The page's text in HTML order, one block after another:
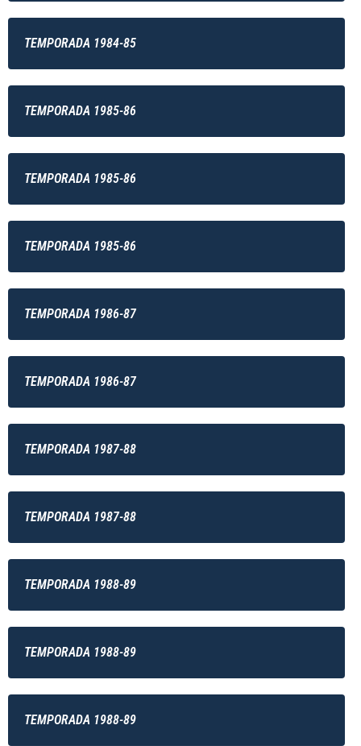
TEMPORADA 1984-85
TEMPORADA 1985-86
TEMPORADA 1985-86
TEMPORADA 1985-86
TEMPORADA 1986-87
TEMPORADA 1986-87
TEMPORADA 1987-88
TEMPORADA 1987-88
TEMPORADA 1988-89
TEMPORADA 1988-89
TEMPORADA 1988-89